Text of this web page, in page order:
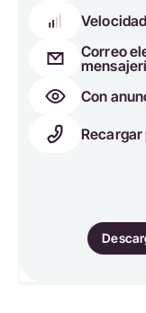
Correo
Con